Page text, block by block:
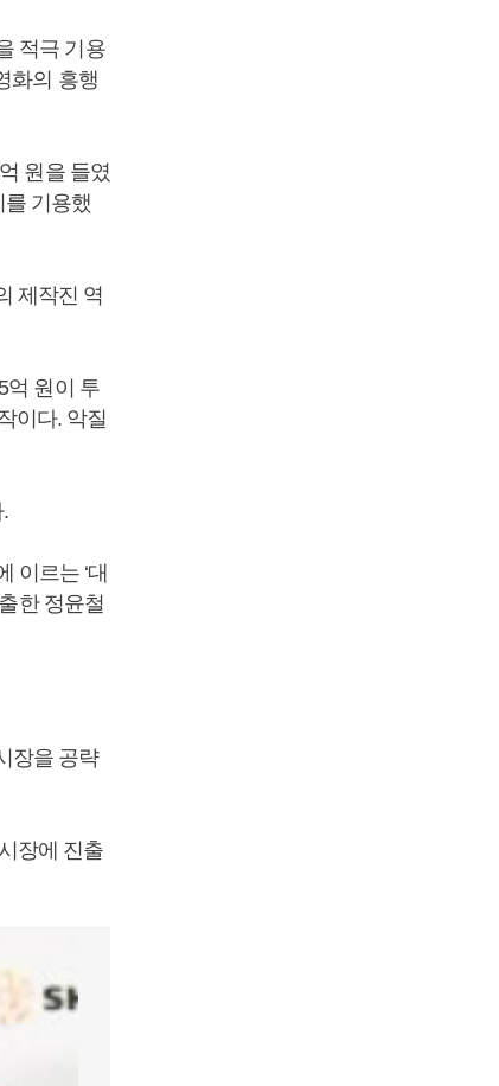
적극 기용
화의 흥행
원을 들였
를 기용했
제작진 역
억 원이 투
이다. 악질
이르는 ‘대
한 정윤철
장을 공략
장에 진출